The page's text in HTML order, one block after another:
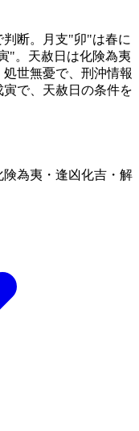
断。月支"卯"は春に
"。天赦日は化険為夷
世無憂で、刑沖情報
で、天赦日の条件を
為夷・逢凶化吉・解